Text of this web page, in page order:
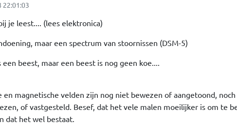
22:01:03
je leest.... (lees elektronica)
maar een spectrum van stoornissen (DSM-5)
een beest, maar een beest is nog geen koe....
en magnetische velden zijn nog niet bewezen of aangetoond,
of vastgesteld. Besef, dat het vele malen moeilijker is om te
dat het wel bestaat.